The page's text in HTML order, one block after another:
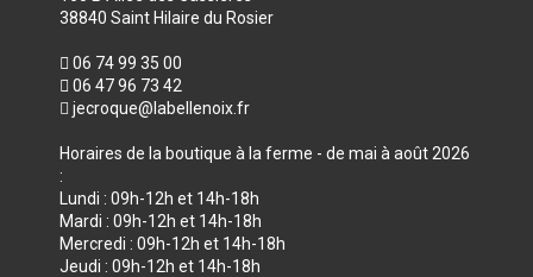
38840 Saint Hilaire du Rosier
06 74 99 35 00
06 47 96 73 42
jecroque@labellenoix.fr
Horaires de la boutique à la ferme - de mai à août 2026
:
Lundi : 09h-12h et 14h-18h
Mardi : 09h-12h et 14h-18h
Mercredi : 09h-12h et 14h-18h
Jeudi : 09h-12h et 14h-18h